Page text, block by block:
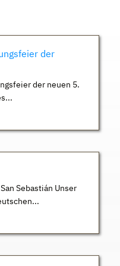
der
der neuen 5.
Sebastián Unser